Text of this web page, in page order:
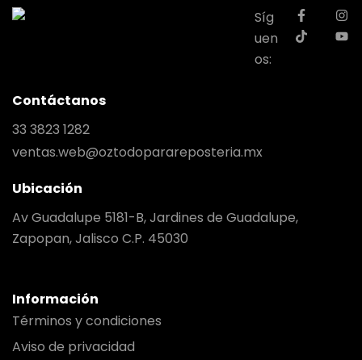
Síg
uen
os:
Contáctanos
33 3823 1282
ventas.web@oztodoparareposteria.mx
Ubicación
Av Guadalupe 5181-B, Jardines de Guadalupe,
Zapopan, Jalisco C.P. 45030
Información
Términos y condiciones
Aviso de privacidad